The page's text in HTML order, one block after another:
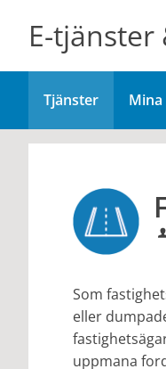
Flens
E-
Tjänster
Som
eller
uppmana